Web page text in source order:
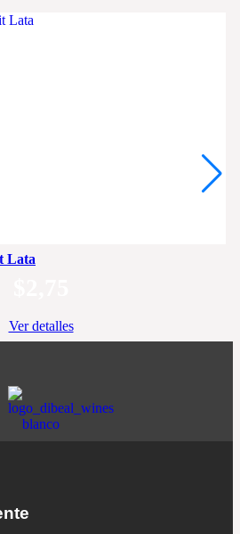
Lata
Ver detalles